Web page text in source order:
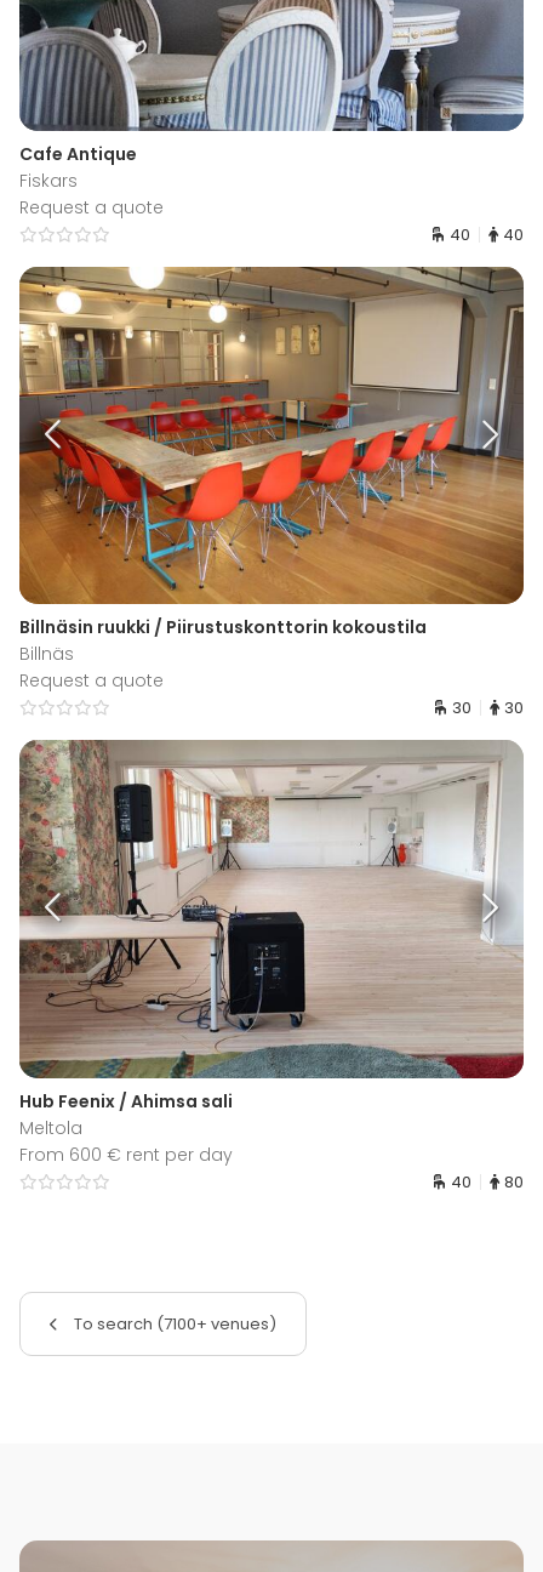
Cafe Antique
Fiskars
Request a quote
40 40
Billnäsin ruukki / Piirustuskonttorin kokoustila
Billnäs
Request a quote
30 30
Hub Feenix / Ahimsa sali
Meltola
From 600 € rent per day
40 80
To search (7100+ venues)